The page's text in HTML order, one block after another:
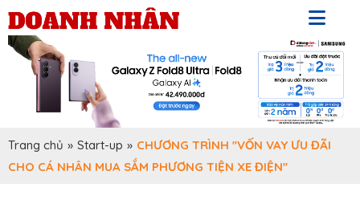
Trang chủ » Start-up » CHƯƠNG TRÌNH ''VỐN VAY ƯU ĐÃI
CHO CÁ NHÂN MUA SẮM PHƯƠNG TIỆN XE ĐIỆN''